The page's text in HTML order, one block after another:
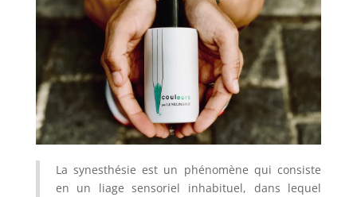
La synesthésie est un phénomène qui consiste
en un liage sensoriel inhabituel, dans lequel